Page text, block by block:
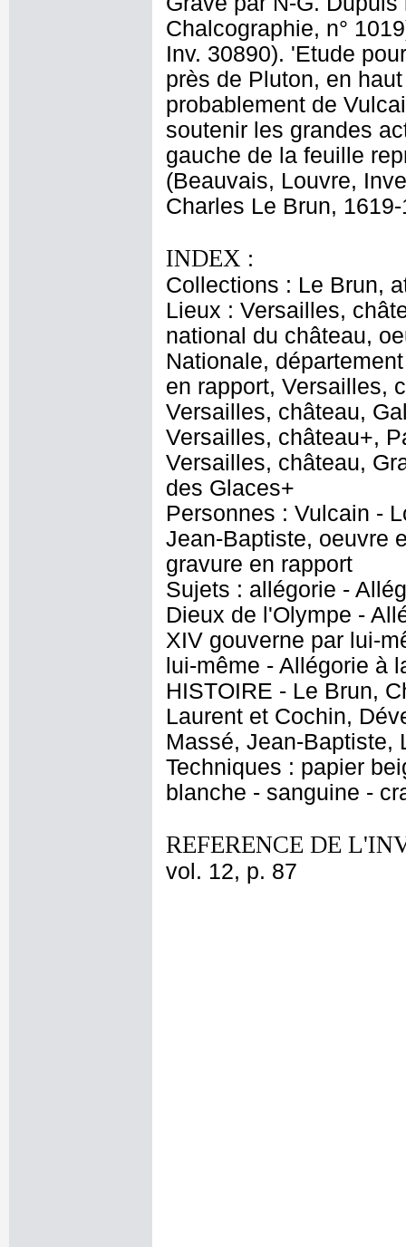
Chalcographie, n°
Inv. 30890). 'Etude
près de Pluton, en
probablement de
soutenir les grandes
gauche de la feuille
(Beauvais, Louvre,
Charles Le Brun,
INDEX :
Collections : Le Brun,
Lieux : Versailles,
national du château,
Nationale,
en rapport, Versailles,
Versailles, château,
Versailles, château+,
Versailles, château,
des Glaces+
Personnes : Vulcain -
Jean-Baptiste, oeuvre
gravure en rapport
Sujets : allégorie -
Dieux de l'Olympe -
XIV gouverne par lui-
lui-même - Allégorie à
HISTOIRE - Le Brun,
Laurent et Cochin,
Massé, Jean-Baptiste,
Techniques : papier
blanche - sanguine -
REFERENCE DE
vol. 12, p. 87